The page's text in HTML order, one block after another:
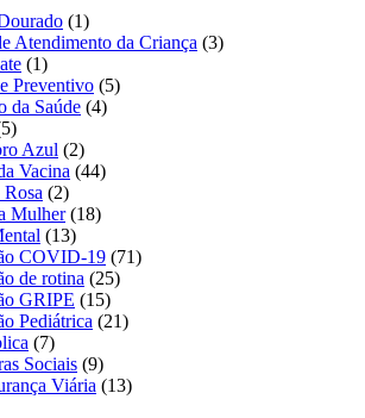
(1)
Atendimento da Criança (3)
(1)
Preventivo (5)
da Saúde (4)
Azul (2)
Vacina (44)
(2)
Mulher(18)
(13)
COVID-19 (71)
de rotina (25)
GRIPE (15)
Pediátrica (21)
(7)
Sociais (9)
Viária (13)